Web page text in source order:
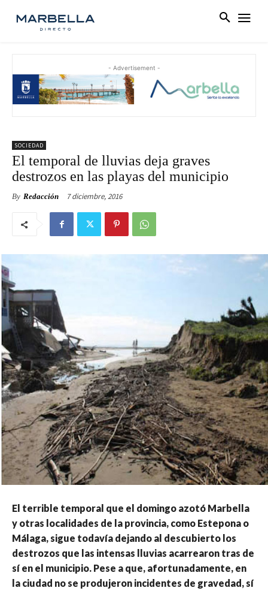
- Advertisement -
SOCIEDAD
El temporal de lluvias deja graves
destrozos en las playas del municipio
By Redacción 7 diciembre, 2016
El terrible temporal que el domingo azotó Marbella
y otras localidades de la provincia, como Estepona o
Málaga, sigue todavía dejando al descubierto los
destrozos que las intensas lluvias acarrearon tras de
sí en el municipio. Pese a que, afortunadamente, en
la ciudad no se produjeron incidentes de gravedad, sí